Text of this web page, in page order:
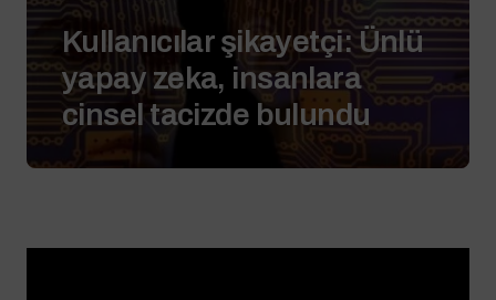
Kullanıcılar şikayetçi: Ünlü
yapay zeka, insanlara
cinsel tacizde bulundu